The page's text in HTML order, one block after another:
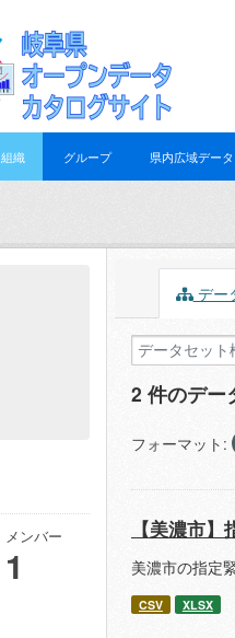
組織 グループ 県内広域データ
メンバー
1
デー
2 件のデー
フォーマット:
【美濃市
美濃市の指定
CSV XLSX